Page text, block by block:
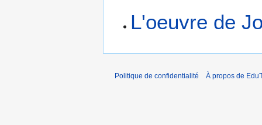
L'oeuvre de
Politique de confidentialité À propos de